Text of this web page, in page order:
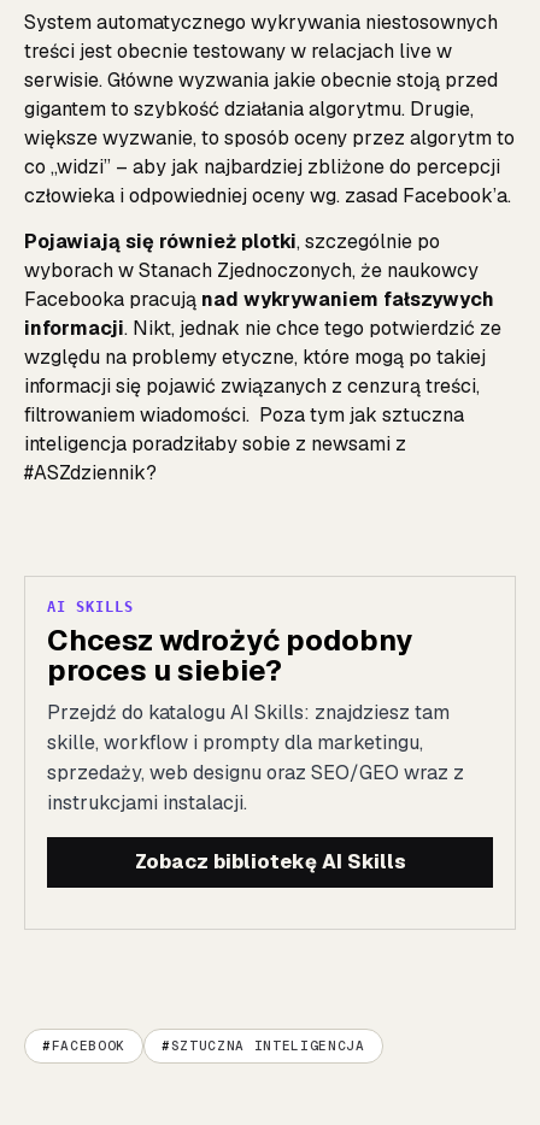
System automatycznego wykrywania niestosownych
treści jest obecnie testowany w relacjach live w
serwisie. Główne wyzwania jakie obecnie stoją przed
gigantem to szybkość działania algorytmu. Drugie,
większe wyzwanie, to sposób oceny przez algorytm to
co „widzi” – aby jak najbardziej zbliżone do percepcji
człowieka i odpowiedniej oceny wg. zasad Facebook’a.
Pojawiają się również plotki, szczególnie po
wyborach w Stanach Zjednoczonych, że naukowcy
Facebooka pracują nad wykrywaniem fałszywych
informacji. Nikt, jednak nie chce tego potwierdzić ze
względu na problemy etyczne, które mogą po takiej
informacji się pojawić związanych z cenzurą treści,
filtrowaniem wiadomości. Poza tym jak sztuczna
inteligencja poradziłaby sobie z newsami z
#ASZdziennik?
AI SKILLS
Chcesz wdrożyć podobny
proces u siebie?
Przejdź do katalogu AI Skills: znajdziesz tam
skille, workflow i prompty dla marketingu,
sprzedaży, web designu oraz SEO/GEO wraz z
instrukcjami instalacji.
Zobacz bibliotekę AI Skills
FACEBOOK SZTUCZNA INTELIGENCJA